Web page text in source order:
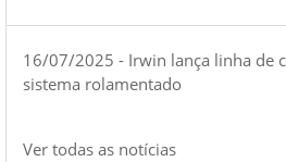
16/07/2025 - Irwin lança linha de
sistema rolamentado
Ver todas as notícias